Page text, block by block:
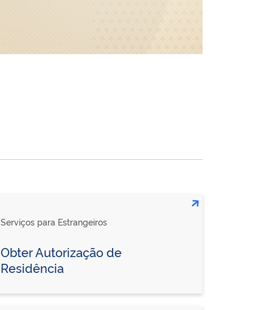
Serviços para Estrangeiros
Obter Autorização de
Residência